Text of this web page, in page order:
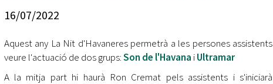
jove 2026
Cerdanyola opta a més de 5 milions d'euros del Pla de
Barris per transformar les Fontetes, Quatre Cantons i
l'entorn de l'avinguda Catalunya
16/07/2022
Aquest any La Nit d'Havaneres permetrà a les persones assistents
veure l'actuació de dos grups:Son de l'Havana iUltramar
A la mitja part hi haurà Ron Cremat pels assistents i s'iniciarà